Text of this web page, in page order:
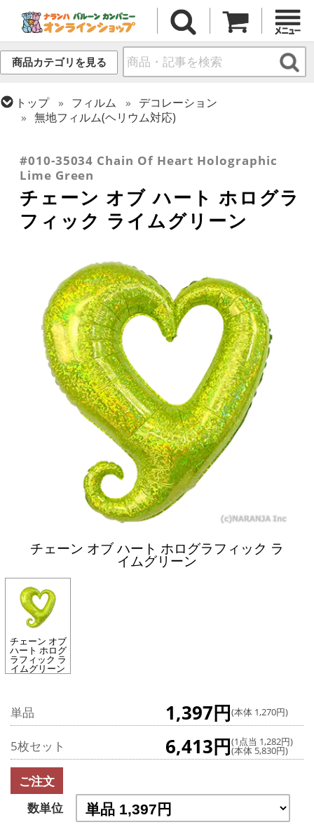
商品カテゴリを見る
トップ フィルム
デコレーション
無地フィルム(ヘリウム対応)
#010-35034 Chain Of Heart Holographic
Lime Green
チェーン オブ ハート ホログラ
フィック ライムグリーン
チェーン オブ ハート ホログラフィック ラ
イムグリーン
チェーン オブ
ハート ホログ
ラフィック ラ
イムグリーン
単品 1,397円(本体 1,270円)
5枚セット 6,413円(1点当 1,282円)
(本体 5,830円)
ご注文
数単位